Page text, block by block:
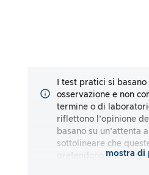
I test pratici si basano
osservazione e non
termine o di
riflettono l’opinione
basano su un’attenta
sottolineare che
pretendono dimostra di